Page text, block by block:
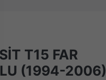
T15 FAR
(1994-2006)